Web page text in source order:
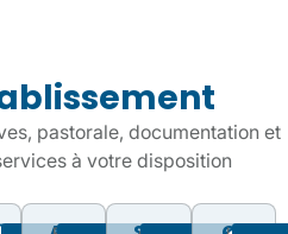
pastorale, documentation et
à votre disposition